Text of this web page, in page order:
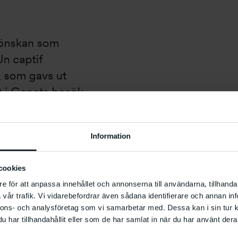
Information
för att anpassa innehållet och annonserna till användarna,
trafik. Vi vidarebefordrar även sådana identifierare och annan
och analysföretag som vi samarbetar med. Dessa kan i sin tur
har tillhandahållit eller som de har samlat in när du har använt
som
captif
som gavs ut
i Genets besök
i USA och
Jean
social
(1910–1986)